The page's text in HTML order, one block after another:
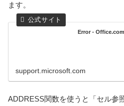
ます。
Error - Office.com
support.microsoft.com
ADDRESS関数を使うと「セル参